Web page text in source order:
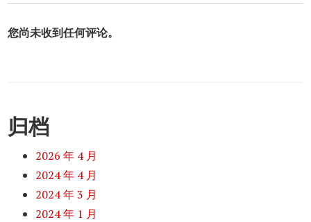
您尚未收到任何评论。
归档
2026 年 4 月
2024 年 4 月
2024 年 3 月
2024 年 1 月